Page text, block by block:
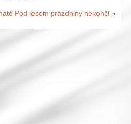
Pod lesem prázdniny nekončí »